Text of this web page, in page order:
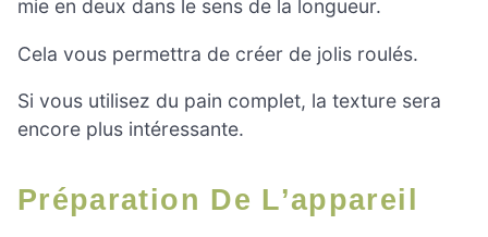
mie en deux dans le sens de la longueur.
Cela vous permettra de créer de jolis roulés.
Si vous utilisez du pain complet, la texture sera
encore plus intéressante.
Préparation De L’appareil